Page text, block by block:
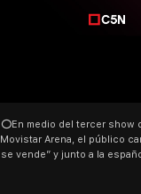
⭕En medio del tercer show
Movistar Arena, el público
se vende” y junto a la